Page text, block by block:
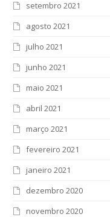
setembro 2021
agosto 2021
julho 2021
junho 2021
maio 2021
abril 2021
março 2021
fevereiro 2021
janeiro 2021
dezembro 2020
novembro 2020